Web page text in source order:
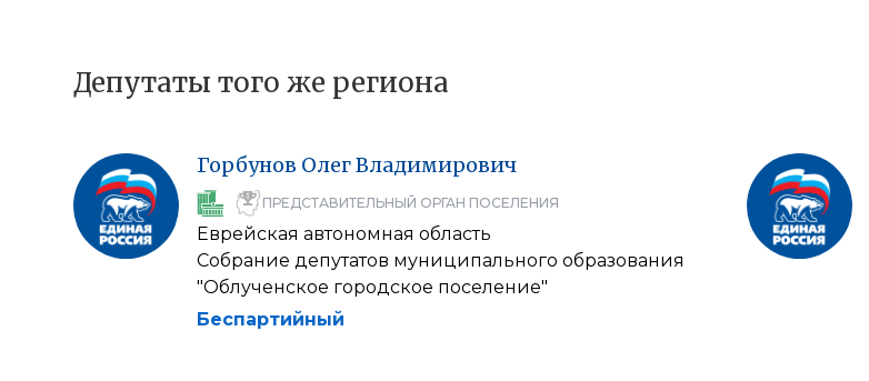
Депутаты того же региона
Горбунов ОлегВладимирович
ПРЕДСТАВИТЕЛЬНЫЙ ОРГАН ПОСЕЛЕНИЯ
Еврейская автономная область
Собрание депутатов муниципального образования
"Облученское городское поселение"
Беспартийный